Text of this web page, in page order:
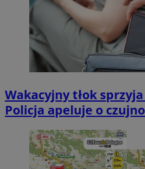
Wakacyjny tłok
Policja apeluje o